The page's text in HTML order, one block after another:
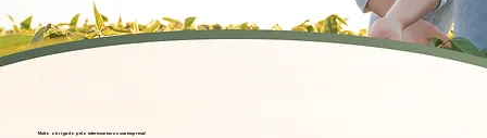
Muito obrigado pelo interesse em nossa empresa!